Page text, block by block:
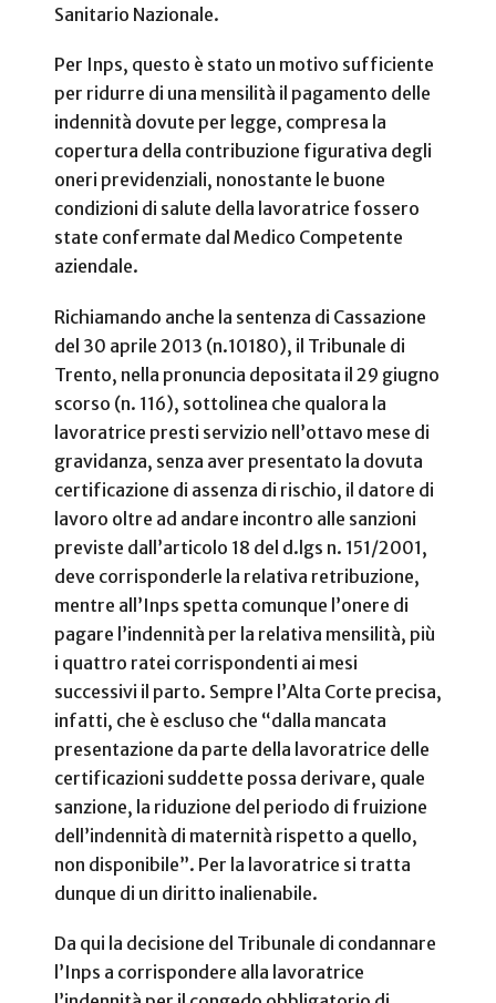
Sanitario Nazionale.
Per Inps, questo è stato un motivo sufficiente
per ridurre di una mensilità il pagamento delle
indennità dovute per legge, compresa la
copertura della contribuzione figurativa degli
oneri previdenziali, nonostante le buone
condizioni di salute della lavoratrice fossero
state confermate dal Medico Competente
aziendale.
Richiamando anche la sentenza di Cassazione
del 30 aprile 2013 (n.10180), il Tribunale di
Trento, nella pronuncia depositata il 29 giugno
scorso (n. 116), sottolinea che qualora la
lavoratrice presti servizio nell’ottavo mese di
gravidanza, senza aver presentato la dovuta
certificazione di assenza di rischio, il datore di
lavoro oltre ad andare incontro alle sanzioni
previste dall’articolo 18 del d.lgs n. 151/2001,
deve corrisponderle la relativa retribuzione,
mentre all’Inps spetta comunque l’onere di
pagare l’indennità per la relativa mensilità, più
i quattro ratei corrispondenti ai mesi
successivi il parto. Sempre l’Alta Corte precisa,
infatti, che è escluso che “dalla mancata
presentazione da parte della lavoratrice delle
certificazioni suddette possa derivare, quale
sanzione, la riduzione del periodo di fruizione
dell’indennità di maternità rispetto a quello,
non disponibile”. Per la lavoratrice si tratta
dunque di un diritto inalienabile.
Da qui la decisione del Tribunale di condannare
l’Inps a corrispondere alla lavoratrice